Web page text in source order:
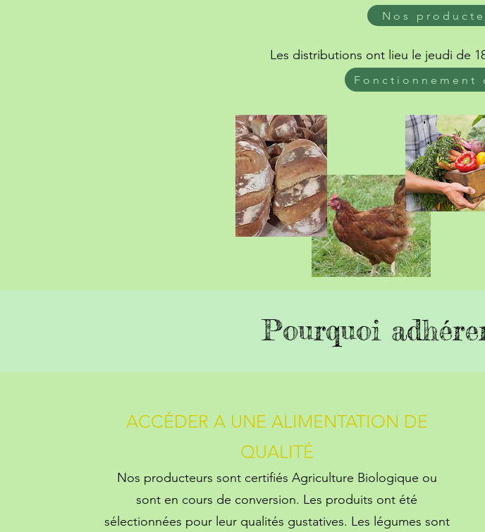
Les distributions ont lieu le jeudi de
Fonctionnement
Nos
Pourquoi
ACCÉDER A UNE ALIMENTATION DE
QUALITÉ
Nos producteurs sont certifiés Agriculture Biologique ou
sont en cours de conversion. Les produits ont été
sélectionnées pour leur qualités gustatives. Les légumes sont